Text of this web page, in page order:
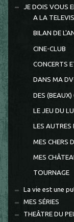
JE DOIS VOUS
A LA
BILAN DE
CINE-CLUB
CONCERTS
DANS MA
DES (BEAUX)
LE JEU DU
LES AUTRES
MES CHERS
MES
TOURNAGE
La vie est une
MES SÉRIES
THEÂTRE DU